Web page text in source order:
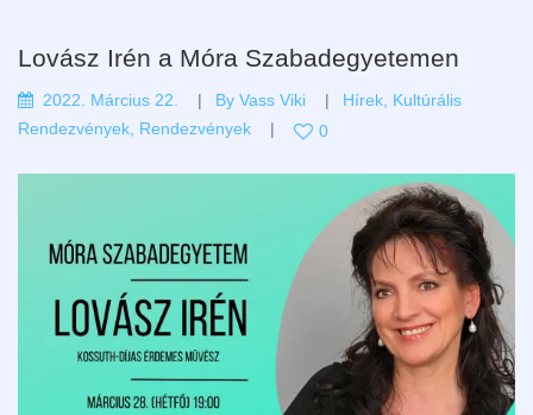
Lovász Irén a Móra Szabadegyetemen
2022. Március 22. By Vass Viki Hírek Kultúrális
Rendezvények Rendezvények 0